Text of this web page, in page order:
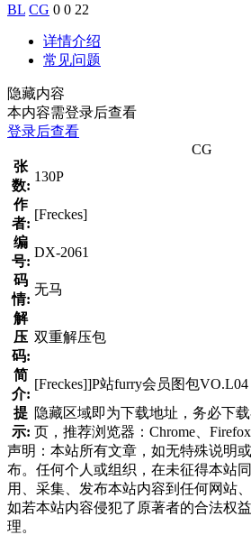
BL CG 0 0 22
详情介绍
常见问题
隐藏内容
本内容需登录后查看
登录后查看
CG
张
数:
130P
作
者:
[Freckes]
编
号:
DX-2061
码
情:
无马
解
压
码:
双重解压包
简
介:
[Freckes]]P站furry会员图包
提
示:
隐藏区域即为下载地址，务必下
页，推荐浏览器：Chrome、
声明：本站所有文章，如无特殊说明
布。任何个人或组织，在未征得本站
用、采集、发布本站内容到任何网站
如若本站内容侵犯了原著者的合法权
理。